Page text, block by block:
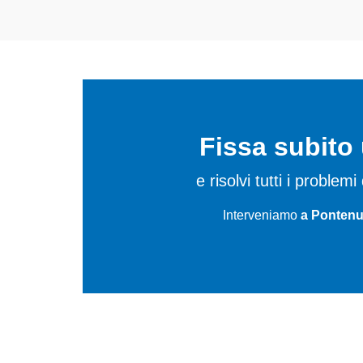
Fissa subito
e risolvi tutti i
Interveniamo a